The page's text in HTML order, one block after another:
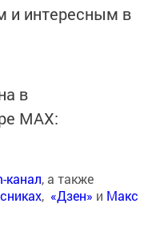
и интересным в
в
MАХ:
канал, а также
, «Дзен» и Макс